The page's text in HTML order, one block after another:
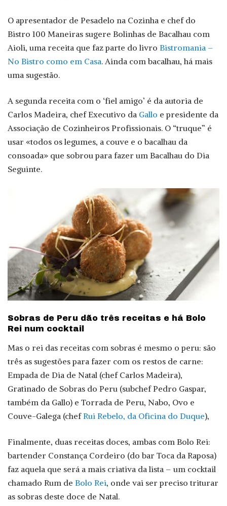
O apresentador de Pesadelo na Cozinha e chef do
Bistro 100 Maneiras sugere Bolinhas de Bacalhau com
Aioli, uma receita que faz parte do livro Bistromania –
No Bistro como em Casa. Ainda com bacalhau, há mais
uma sugestão.
A segunda receita com o ‘fiel amigo’ é da autoria de
Carlos Madeira, chef Executivo da Gallo e presidente da
Associação de Cozinheiros Profissionais. O “truque” é
usar «todos os legumes, a couve e o bacalhau da
consoada» que sobrou para fazer um Bacalhau do Dia
Seguinte.
Sobras de Peru dão três receitas e há Bolo
Rei num cocktail
Mas o rei das receitas com sobras é mesmo o peru: são
três as sugestões para fazer com os restos de carne:
Empada de Dia de Natal (chef Carlos Madeira),
Gratinado de Sobras do Peru (subchef Pedro Gaspar,
também da Gallo) e Torrada de Peru, Nabo, Ovo e
Couve-Galega (chefRui Rebelo, da Oficina do Duque),
Finalmente, duas receitas doces, ambas com Bolo Rei:
bartender Constança Cordeiro (do bar Toca da Raposa)
faz aquela que será a mais criativa da lista – um cocktail
chamado Rum de Bolo Rei, onde vai ser preciso triturar
as sobras deste doce de Natal.